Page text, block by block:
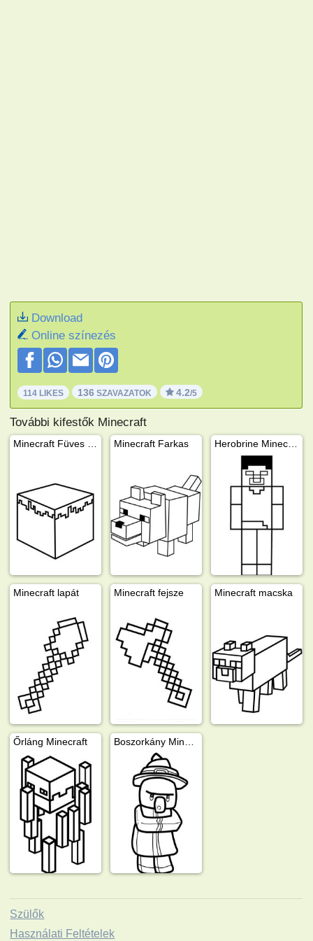
Download
Online színezés
114 LIKES 136 SZAVAZATOK 4.2/5
További kifestők Minecraft
Minecraft Farkas
Minecraft lapát Minecraft fejsze Minecraft macska
Őrláng Minecraft
Szülők
Használati Feltételek